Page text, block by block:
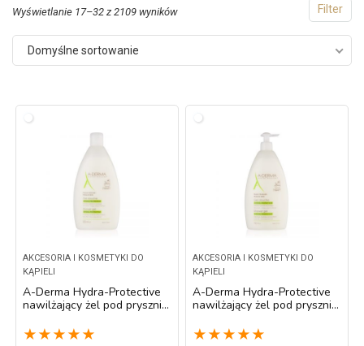
Filter
Wyświetlanie 17–32 z 2109 wyników
Domyślne sortowanie
AKCESORIA I KOSMETYKI DO
KĄPIELI
A-Derma Hydra-Protective
nawilżający żel pod prysznic
★ ★ ★ ★ ★
AKCESORIA I KOSMETYKI DO
KĄPIELI
A-Derma Hydra-Protective
nawilżający żel pod prysznic
★ ★ ★ ★ ★